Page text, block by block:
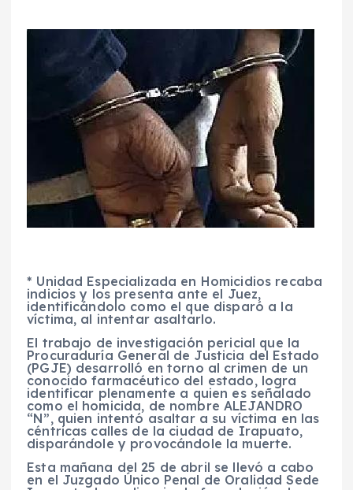
* Unidad Especializada en Homicidios recaba
indicios y los presenta ante el Juez,
identificándolo como el que disparó a la
víctima, al intentar asaltarlo.
El trabajo de investigación pericial que la
Procuraduría General de Justicia del Estado
(PGJE) desarrolló en torno al crimen de un
conocido farmacéutico del estado, logra
identificar plenamente a quien es señalado
como el homicida, de nombre ALEJANDRO
“N”, quien intentó asaltar a su víctima en las
céntricas calles de la ciudad de Irapuato,
disparándole y provocándole la muerte.
Esta mañana del 25 de abril se llevó a cabo
en el Juzgado Único Penal de Oralidad Sede